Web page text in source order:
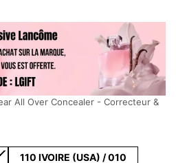
All Over Concealer - Correcteur &
et fond de teint 2 en 1.
110 IVOIRE (USA) / 010